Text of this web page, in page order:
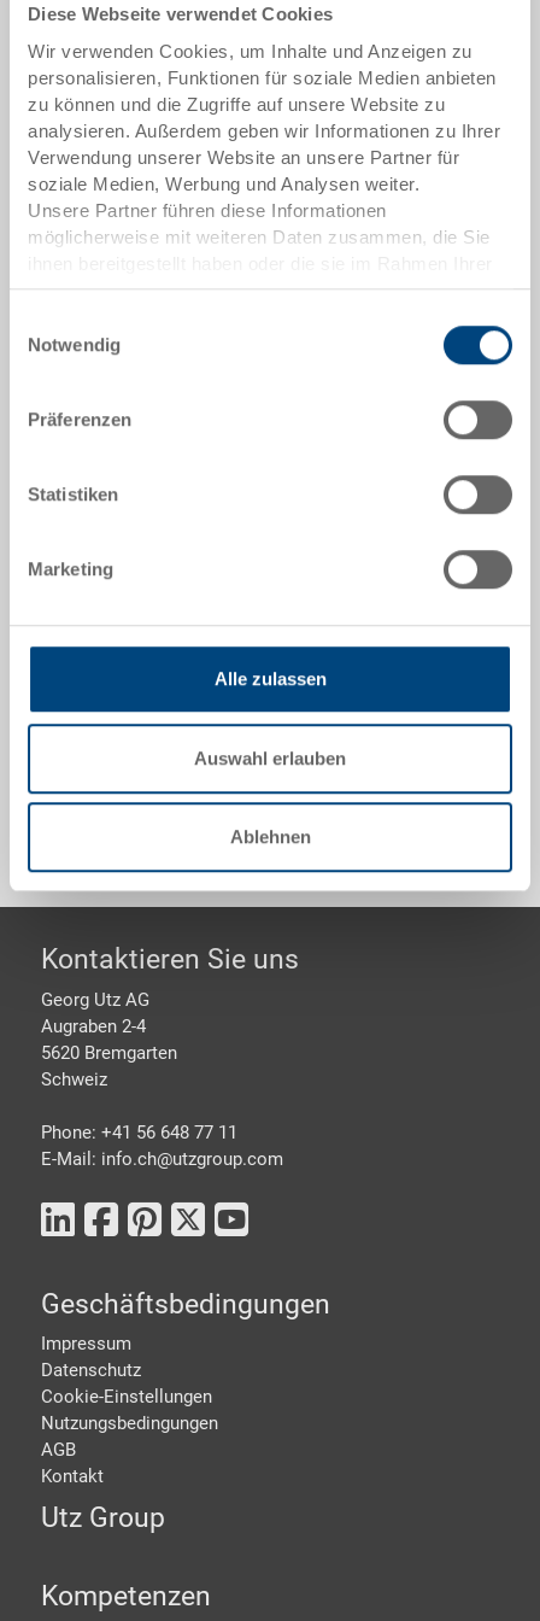
Diese Webseite verwendet Cookies
Wir verwenden Cookies, um Inhalte und Anzeigen zu
personalisieren, Funktionen für soziale Medien anbieten
zu können und die Zugriffe auf unsere Website zu
analysieren. Außerdem geben wir Informationen zu Ihrer
Verwendung unserer Website an unsere Partner für
soziale Medien, Werbung und Analysen weiter.
Unsere Partner führen diese Informationen
möglicherweise mit weiteren Daten zusammen, die Sie
Nutzung der Dienste gesammelt haben.
Notwendig
Präferenzen
Statistiken
Marketing
Alle zulassen
Auswahl erlauben
Ablehnen
Artikeldaten
Bestellnummer
3-6426-29.7000.0101
Aussenmasse:
600 x 400 x 278 mm
Farbe:
Seitenwände gelocht, SGL-Boden geschlossen, 2
Optionales Zubehör
Footer
Kontaktieren Sie uns
Georg Utz AG
Augraben 2-4
5620 Bremgarten
Schweiz
Phone: +41 56 648 77 11
E-Mail: info.ch@utzgroup.com
Geschäftsbedingungen
Impressum
Datenschutz
Cookie-Einstellungen
Nutzungsbedingungen
AGB
Kontakt
Utz Group
Kompetenzen